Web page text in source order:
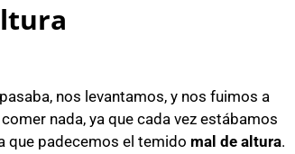
nos levantamos, y nos fuimos a
nada, ya que cada vez estábamos
que padecemos el temido mal de altura.